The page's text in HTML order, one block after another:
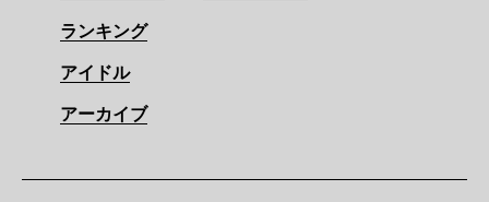
ランキング
アイドル
アーカイブ